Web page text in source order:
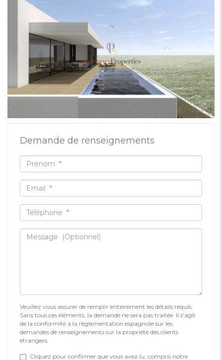
Demande de renseignements
Veuillez vous assurer de remplir entièrement les détails requis.
Sans tous ces éléments, la demande ne sera pas traitée. Il s'agit
de la conformité à la réglementation espagnole sur les
demandes de renseignements sur la propriété des clients
étrangers.
Cliquez pour confirmer que vous avez lu, compris notre